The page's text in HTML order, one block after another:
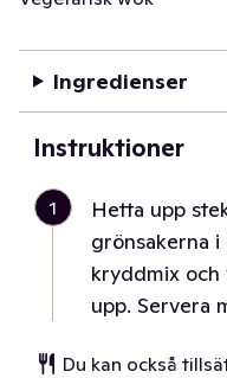
Ingredienser
Instruktioner
1
Hetta upp
grönsakerna i
kryddmix och
upp. Servera
Du kan också